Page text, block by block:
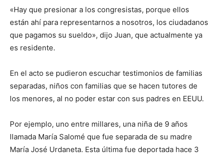
«Hay que presionar a los congresistas, porque ellos
están ahí para representarnos a nosotros, los ciudadanos
que pagamos su sueldo», dijo Juan, que actualmente ya
es residente.
En el acto se pudieron escuchar testimonios de familias
separadas, niños con familias que se hacen tutores de
los menores, al no poder estar con sus padres en EEUU.
Por ejemplo, uno entre millares, una niña de 9 años
llamada María Salomé que fue separada de su madre
María José Urdaneta. Esta última fue deportada hace 3